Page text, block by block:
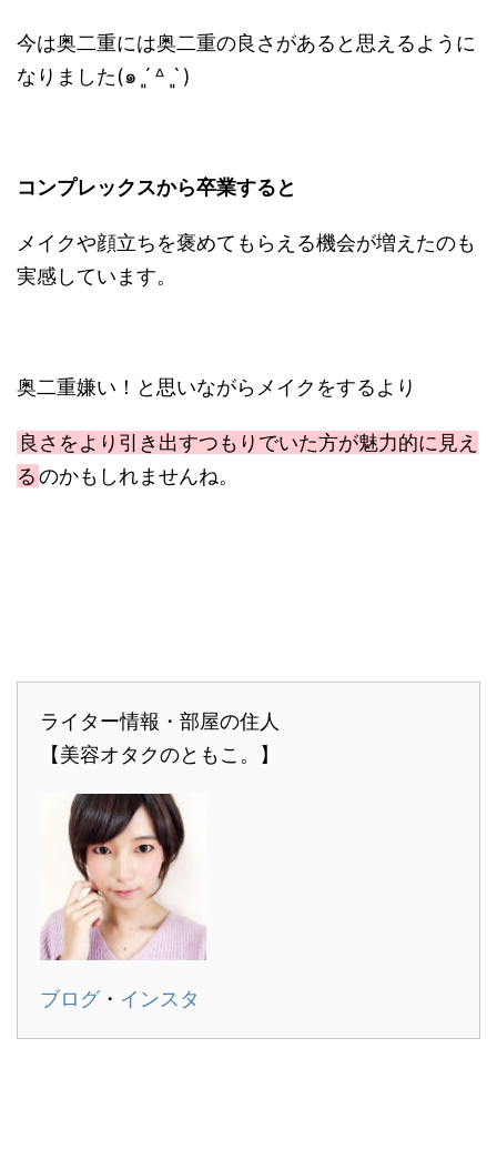
今は奥二重には奥二重の良さがあると思えるように
なりました(๑ ˊ͈ ᐞ ˋ͈ )
コンプレックスから卒業すると
メイクや顔立ちを褒めてもらえる機会が増えたのも
実感しています。
奥二重嫌い！と思いながらメイクをするより
良さをより引き出すつもりでいた方が魅力的に見え
るのかもしれませんね。
ライター情報・部屋の住人
【美容オタクのともこ。】
ブログ・ インスタ